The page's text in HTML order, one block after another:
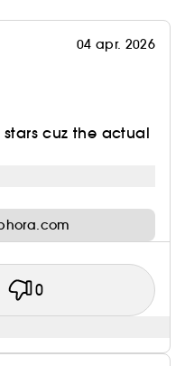
04 apr. 2026
cuz the actual
0